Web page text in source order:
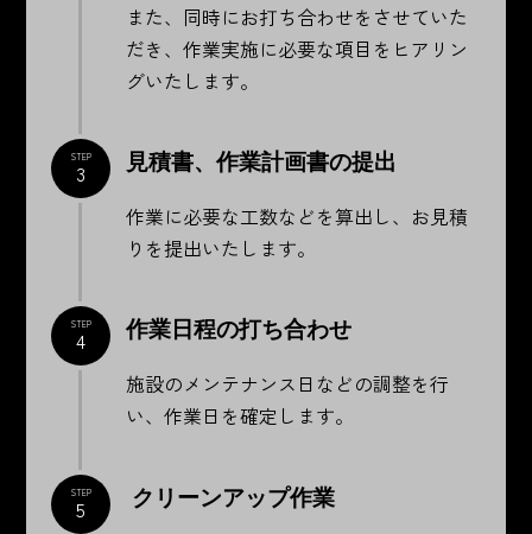
また、同時にお打ち合わせをさせていた
だき、作業実施に必要な項目をヒアリン
グいたします。
見積書、作業計画書の提出
作業に必要な工数などを算出し、お見積
りを提出いたします。
STEP
3
作業日程の打ち合わせ
施設のメンテナンス日などの調整を行
い、作業日を確定します。
STEP
4
クリーンアップ作業
STEP
5